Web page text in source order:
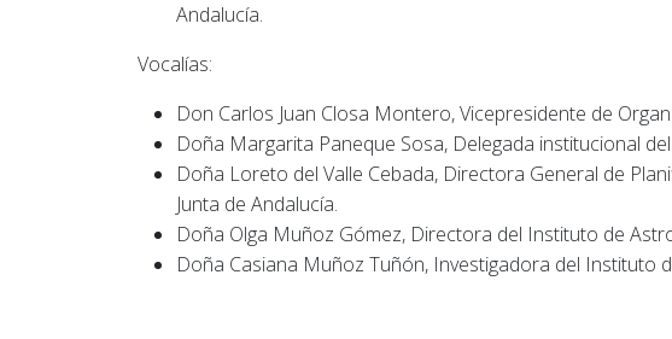
Andalucía.
Vocalías:
Don Carlos Juan Closa Montero, Vicepresidente de
Doña Margarita Paneque Sosa, Delegada institucional del
Doña Loreto del Valle Cebada, Directora General de
Junta de Andalucía.
Doña Olga Muñoz Gómez, Directora del Instituto de
Doña Casiana Muñoz Tuñón, Investigadora del Instituto